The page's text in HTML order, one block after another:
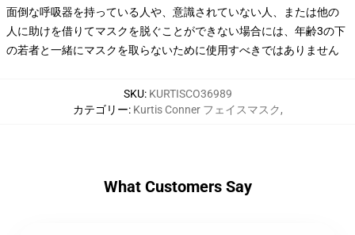
面倒な呼吸器を持っている人や、意識されていない人、または他の
人に助けを借りてマスクを脱ぐことができない場合には、年齢3の下
の若者と一緒にマスクを取らないために使用すべきではありません
SKU: KURTISCO36989
カテゴリー: Kurtis Conner フェイスマスク,
What Customers Say